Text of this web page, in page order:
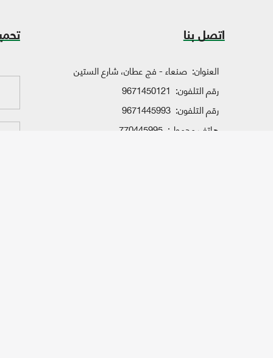
اتصل بنا
العنوان: صنعاء - فج عطان، شارع الستين
رقم التلفون: 9671450121
رقم التلفون: 9671445993
هاتف محمول: 770445995